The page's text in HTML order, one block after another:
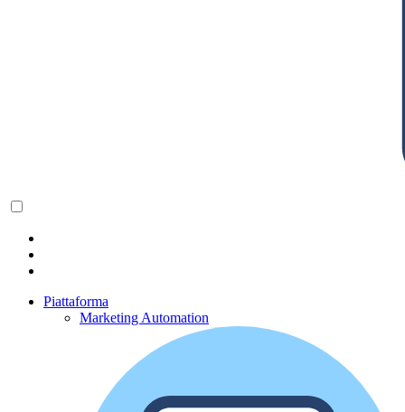
Piattaforma
Marketing Automation